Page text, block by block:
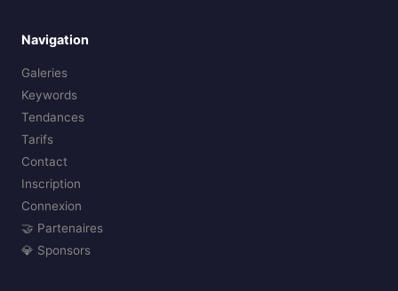
Navigation
Galeries
Keywords
Tendances
Tarifs
Contact
Inscription
Connexion
🤝 Partenaires
💎 Sponsors